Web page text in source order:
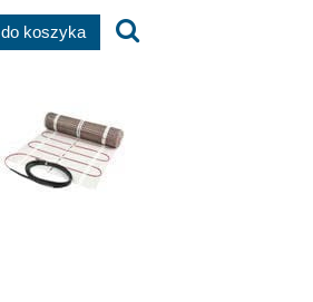
do koszyka